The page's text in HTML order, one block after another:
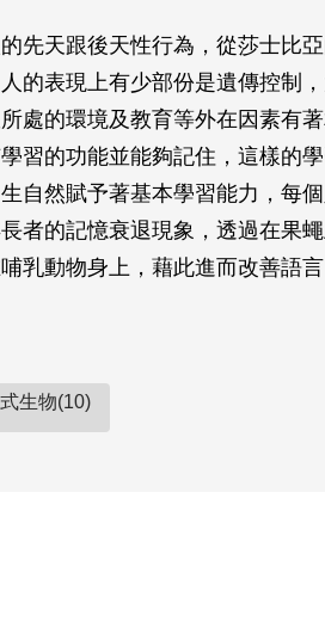
先天跟後天性行為，從莎士比
的表現上有少部份是遺傳控制
處的環境及教育等外在因素有
習的功能並能夠記住，這樣的
自然賦予著基本學習能力，每
者的記憶衰退現象，透過在果
乳動物身上，藉此進而改善語
生物(10)